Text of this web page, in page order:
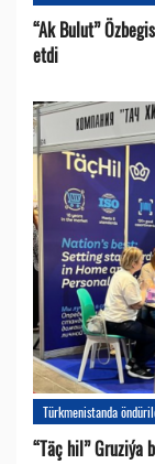
“Ak Bulut”
etdi
Türkmenistanda
“Täç hil” Gruziýa